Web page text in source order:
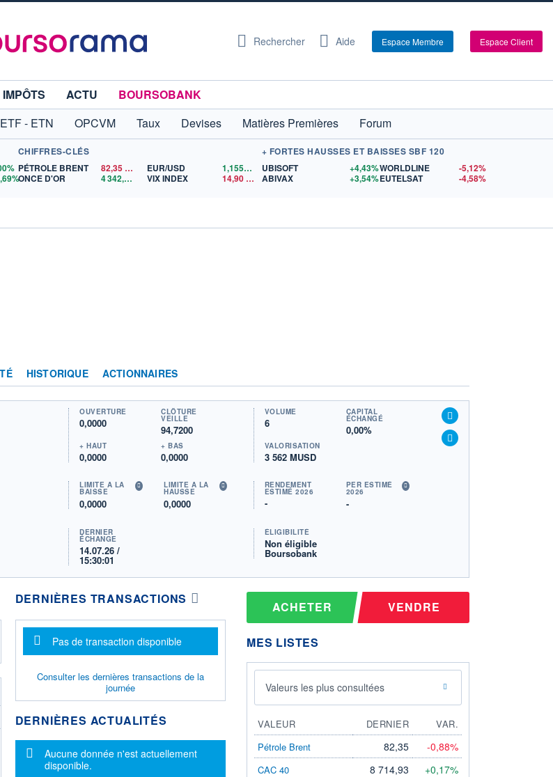
Rechercher Aide Espace Membre Espace Client
IMPÔTS ACTU
BOURSOBANK
ETF - ETN OPCVM Taux Devises Matières Premières
Forum
CHIFFRES-CLÉS
PÉTROLE BRENT
82,35$US
ONCE D'OR
4 342,26 $US
EUR/USD 1,1559$US
VIX INDEX
14,90
+ FORTES HAUSSES ET BAISSES SBF 120
UBISOFT
+4,43%
ABIVAX
+3,54%
WORLDLINE
-5,12%
EUTELSAT
-4,58%
HISTORIQUE ACTIONNAIRES
OUVERTURE
0,0000
CLÔTURE
VEILLE
94,7200
+ HAUT
0,0000
+ BAS
0,0000
VOLUME
6
CAPITAL
ÉCHANGÉ
0,00%
VALORISATION
3 562 MUSD
LIMITE À LA
BAISSE
0,0000
LIMITE À LA
HAUSSE
0,0000
RENDEMENT
ESTIMÉ 2026
-
PER ESTIMÉ
2026
-
DERNIER
ÉCHANGE
14.07.26 /
15:30:01
ÉLIGIBILITÉ
Non éligible
Boursobank
DERNIÈRES TRANSACTIONS
Message d'information
Pas de transaction disponible
Consulter les dernières transactions de la
journée
DERNIÈRES ACTUALITÉS
Message d'information
Aucune donnée n'est actuellement
disponible.
ACHETER VENDRE
MES LISTES
Valeurs les plus consultées
VALEUR DERNIER
VAR.
Pétrole Brent
82,35 -0,88%
CAC 40 8 714,93 +0,17%